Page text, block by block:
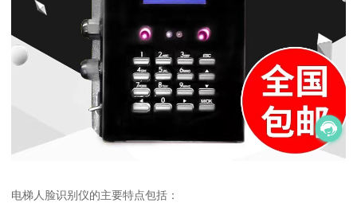
电梯人脸识别仪的主要特点包括：